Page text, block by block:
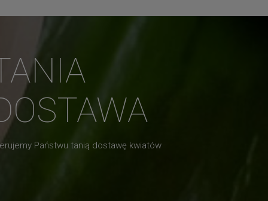
Państwu tanią dostawę kwiatów